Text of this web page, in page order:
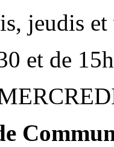
jeudis et
et de